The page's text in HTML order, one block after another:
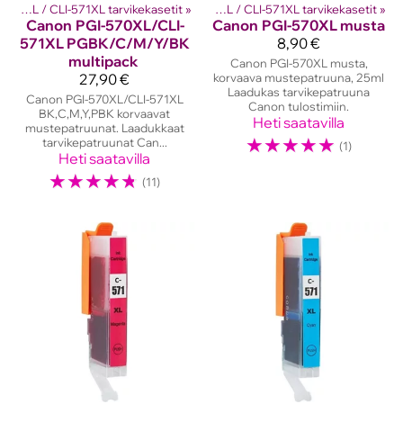
PGI-570XL / CLI-571XL tarvikekasetit ‪»
Canon PGI-570XL/CLI-
571XL PGBK/C/M/Y/BK
multipack
27,90 €
Canon PGI-570XL/CLI-571XL
BK,C,M,Y,PBK korvaavat
mustepatruunat. Laadukkaat
tarvikepatruunat Can...
Heti saatavilla
☆☆☆☆☆ (11)
‪» Canon mustekasetit ‪» PGI-570XL / CLI-571XL tarvikekasetit ‪»
Canon PGI-570XL musta
8,90 €
Canon PGI-570XL musta,
korvaava mustepatruuna, 25ml
Laadukas tarvikepatruuna
Canon tulostimiin.
Heti saatavilla
☆☆☆☆☆ (1)